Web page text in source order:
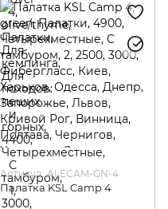
Артикул: ALECAM-GN-4
Палатка KSL Camp 4